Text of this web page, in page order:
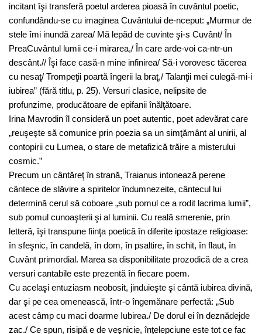
incitant îşi transferă poetul arderea pioasă în cuvântul poetic,
confundându-se cu imaginea Cuvântului de-nceput: „Murmur de
stele îmi inundă zarea/ Mă lepăd de cuvinte şi-s Cuvânt/ În
PreaCuvântul lumii ce-i mirarea,/ În care arde-voi ca-ntr-un
descânt.// Îşi face casă-n mine infinirea/ Să-i vorovesc tăcerea
cu nesaţ/ Trompeţii poartă îngerii la braţ,/ Talanţii mei culegă-mi-i
iubirea” (fără titlu, p. 25). Versuri clasice, nelipsite de
profunzime, producătoare de epifanii înălţătoare.
Irina Mavrodin îl consideră un poet autentic, poet adevărat care
„reuşeşte să comunice prin poezia sa un simţământ al unirii, al
contopirii cu Lumea, o stare de metafizică trăire a misterului
cosmic.”
Precum un cântăreţ în strană, Traianus intonează perene
cântece de slăvire a spiritelor îndumnezeite, cântecul lui
determină cerul să coboare „sub pomul ce a rodit lacrima lumii”,
sub pomul cunoaşterii şi al luminii. Cu reală smerenie, prin
letteră, îşi transpune fiinţa poetică în diferite ipostaze religioase:
în sfeşnic, în candelă, în dom, în psaltire, în schit, în flaut, în
Cuvânt primordial. Marea sa disponibilitate prozodică de a crea
versuri cantabile este prezentă în fiecare poem.
Cu acelaşi entuziasm neobosit, jinduieşte şi cântă iubirea divină,
dar şi pe cea omenească, într-o îngemănare perfectă: „Sub
acest câmp cu maci doarme Iubirea./ De dorul ei în deznădejde
zac./ Ce spun, risipă e de veşnicie, înţelepciune este tot ce fac